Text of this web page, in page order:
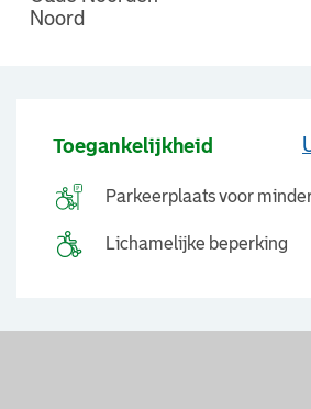
Noord
Toegankelijkheid
Parkeerplaats voor
Lichamelijke beperking